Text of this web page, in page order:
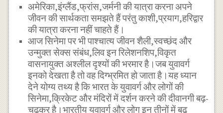
अमेरिका,इंग्लैंड,फ्रांस,जर्मनी की यात्रा करना अपने
जीवन की सार्थकता समझते हैं परंतु काशी,प्रयाग,हरिद्वार
की यात्रा करना नहीं चाहते हैं।
आज सिनेमा पर भी पाश्चात्य जीवन शैली,स्वच्छंद और
उन्मुक्त सेक्स संबंध,लिव इन रिलेशनशिप,विकृत
वासनायुक्त अश्लील दृश्यों की भरमार है।जब युवावर्ग
इनको देखता है तो वह दिग्भ्रमित हो जाता है।यह ध्यान
देने योग्य तथ्य है कि भारत के युवावर्ग और लोगों की
सिनेमा,क्रिकेट और मंदिरों में दर्शन करने की दीवानगी बढ़-
चढ़कर है।भारतीय युवावर्ग और लोग इन तीनों में बढ़